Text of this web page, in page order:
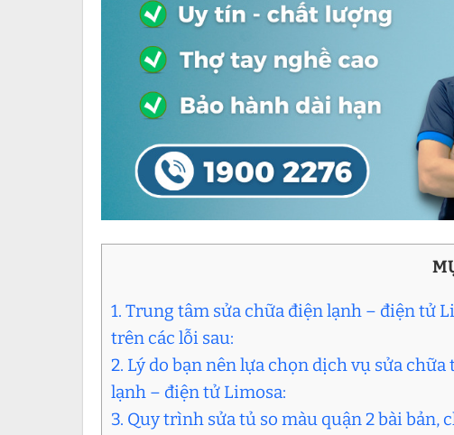
1. Trung tâm sửa chữa điện lạnh – điện tử
trên các lỗi sau:
2. Lý do bạn nên lựa chọn dịch vụ sửa
lạnh – điện tử Limosa:
3. Quy trình sửa tủ so màu quận 2 bài